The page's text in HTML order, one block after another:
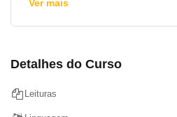
Acordes
Vocabulário musical
Ver mais
Detalhes do Curso
Leituras